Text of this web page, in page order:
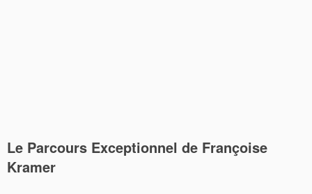
Le Parcours Exceptionnel de Françoise
Kramer